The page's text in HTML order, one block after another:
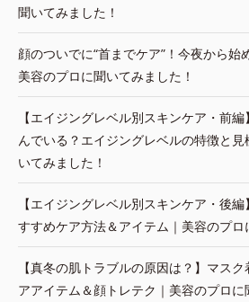
聞いてみました！
顔のついでに“首までケア”！今夜から始
美容のプロに聞いてみました！
【エイジングレベル別スキンケア・前
んでいる？エイジングレベルの特徴と
いてみました！
【エイジングレベル別スキンケア・後
すすめケア方法＆アイテム｜美容のプロ
【真冬の肌トラブルの原因は？】マス
アアイテム＆顔トレテク｜美容のプロに